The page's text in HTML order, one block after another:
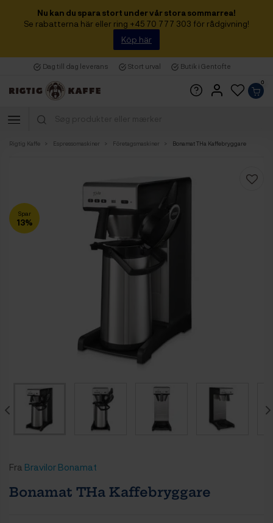
Nu kan du spara stort under vår stora sommarrea!
Se rabatterna här eller ring +45 70 777 303 för rådgivning!
Köp här
Dag till dag leverans Stort urval Butik i Gentofte
0
Rigtig Kaffe Espressomaskiner Företagsmaskiner Bonamat THa Kaffebryggare
Spar
13%
Fra Bravilor Bonamat
Bonamat THa Kaffebryggare